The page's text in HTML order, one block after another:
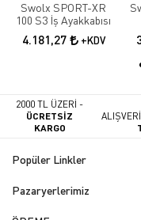
Swolx SPORT-XR
100 S3 İş Ayakkabısı
4.181,27 +KDV
2000 TL ÜZERİ -
ÜCRETSİZ
KARGO
Popüler Linkler
Pazaryerlerimiz